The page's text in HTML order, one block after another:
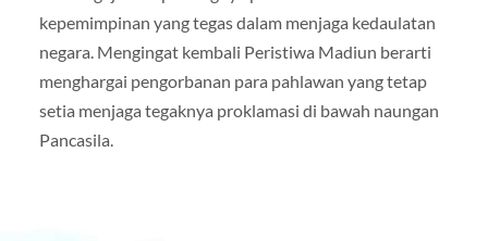
kepemimpinan yang tegas dalam menjaga kedaulatan
negara. Mengingat kembali Peristiwa Madiun berarti
menghargai pengorbanan para pahlawan yang tetap
setia menjaga tegaknya proklamasi di bawah naungan
Pancasila.